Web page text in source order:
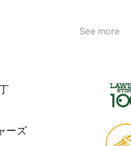
See more
ーズ